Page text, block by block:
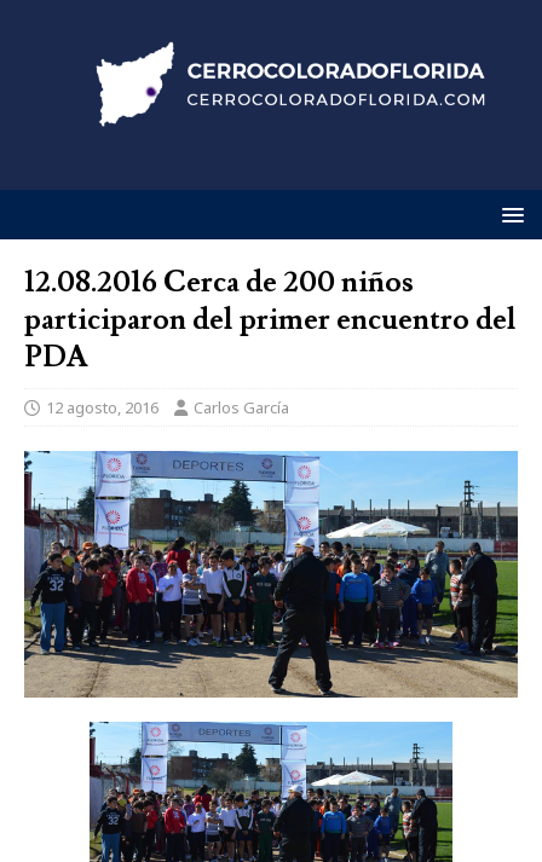
12.08.2016 Cerca de 200 niños
participaron del primer encuentro del
PDA
12 agosto, 2016 Carlos García